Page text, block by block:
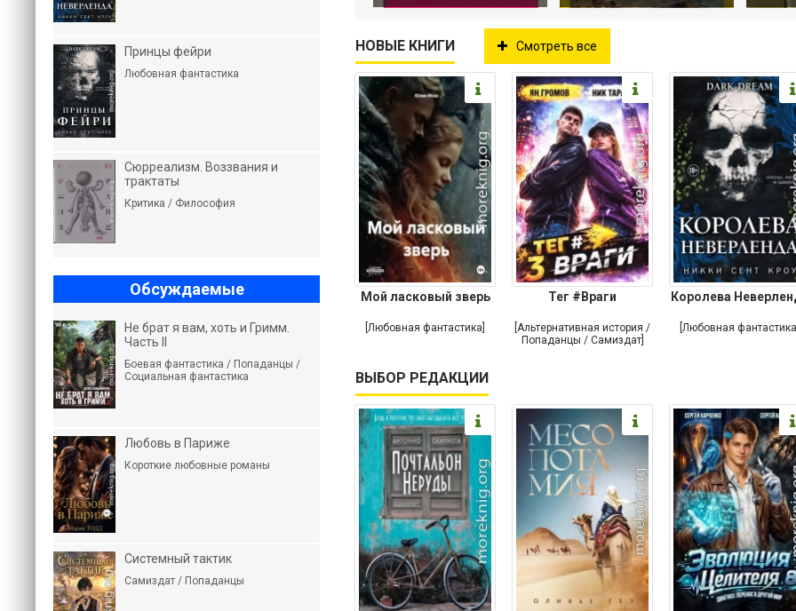
НОВЫЕ КНИГИ Смотреть все
Мой ласковый зверь
[Любовная фантастика]
Тег #Враги
[Альтернативная история /
Попаданцы / Самиздат]
Королева
[Любовная
ВЫБОР РЕДАКЦИИ
Принцы фейри
Любовная фантастика
Сюрреализм. Воззвания и
трактаты
Критика / Философия
Обсуждаемые
Не брат я вам, хоть и Гримм.
Часть II
Боевая фантастика / Попаданцы /
Социальная фантастика
Любовь в Париже
Короткие любовные романы
Системный тактик
Самиздат / Попаданцы